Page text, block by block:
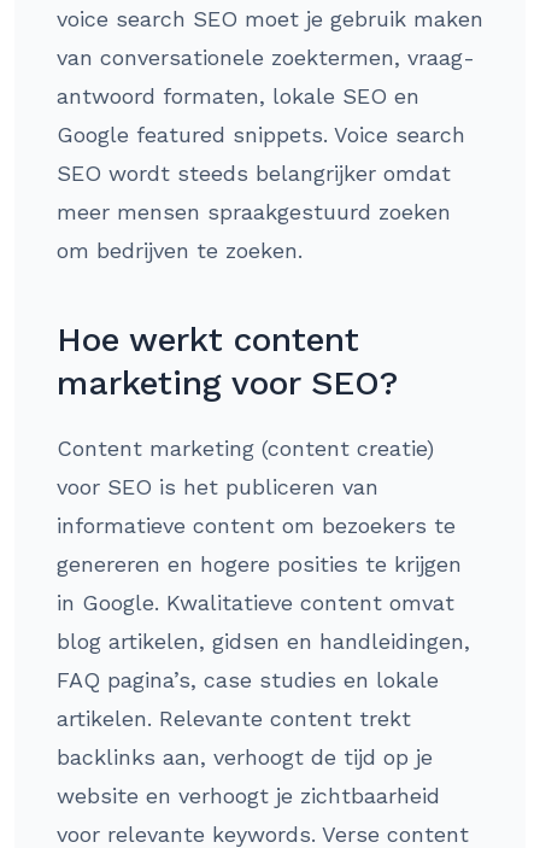
voice search SEO moet je gebruik maken
van conversationele zoektermen, vraag-
antwoord formaten, lokale SEO en
Google featured snippets. Voice search
SEO wordt steeds belangrijker omdat
meer mensen spraakgestuurd zoeken
om bedrijven te zoeken.
Hoe werkt content
marketing voor SEO?
Content marketing (content creatie)
voor SEO is het publiceren van
informatieve content om bezoekers te
genereren en hogere posities te krijgen
in Google. Kwalitatieve content omvat
blog artikelen, gidsen en handleidingen,
FAQ pagina’s, case studies en lokale
artikelen. Relevante content trekt
backlinks aan, verhoogt de tijd op je
website en verhoogt je zichtbaarheid
voor relevante keywords. Verse content